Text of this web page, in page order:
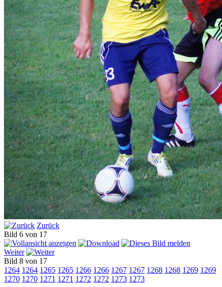
Zurück
Bild 6 von 17
Weiter
Bild 8 von 17
1264 1264 1265 1265 1266 1266 1267 1267 1268 1268 1269 1269
1270 1270 1271 1271 1272 1272 1273 1273